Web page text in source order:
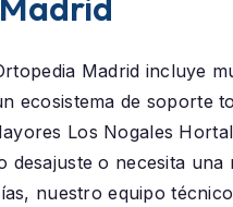
Madrid incluye
ecosistema de soporte
Los Nogales
desajuste o necesita una
nuestro equipo